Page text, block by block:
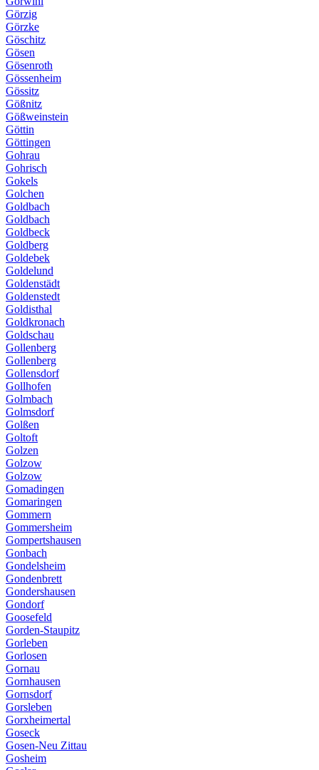
Görzig
Görzke
Göschitz
Gösen
Gösenroth
Gössenheim
Gössitz
Gößnitz
Gößweinstein
Göttin
Göttingen
Gohrau
Gohrisch
Gokels
Golchen
Goldbach
Goldbach
Goldbeck
Goldberg
Goldebek
Goldelund
Goldenstädt
Goldenstedt
Goldisthal
Goldkronach
Goldschau
Gollenberg
Gollenberg
Gollensdorf
Gollhofen
Golmbach
Golmsdorf
Golßen
Goltoft
Golzen
Golzow
Golzow
Gomadingen
Gomaringen
Gommern
Gommersheim
Gompertshausen
Gonbach
Gondelsheim
Gondenbrett
Gondershausen
Gondorf
Goosefeld
Gorden-Staupitz
Gorleben
Gorlosen
Gornau
Gornhausen
Gornsdorf
Gorsleben
Gorxheimertal
Goseck
Gosen-Neu Zittau
Gosheim